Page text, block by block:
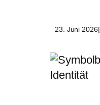
23. Juni 2026|